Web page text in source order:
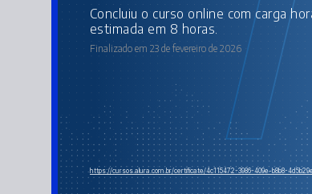
concluiu o curso online com carga horária
estimada em 8 horas.
Finalizado em 23 de fevereiro de 2026
https://cursos.alura.com.br/certificate/4c115472-3986-409e-b8b8-